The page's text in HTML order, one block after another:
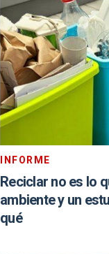
INFORME
Reciclar no es lo
ambiente y un
qué